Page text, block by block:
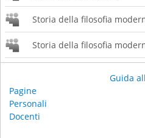
Storia della filosofia
Storia della filosofia
Pagine
Personali
Docenti
Guida